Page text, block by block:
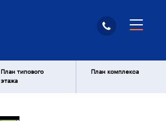
План типового
этажа
План комплекса